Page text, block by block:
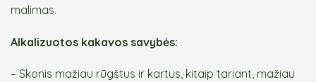
malimas.
Alkalizuotos kakavos savybės:
– Skonis mažiau rūgštus ir kartus, kitaip tariant, mažiau